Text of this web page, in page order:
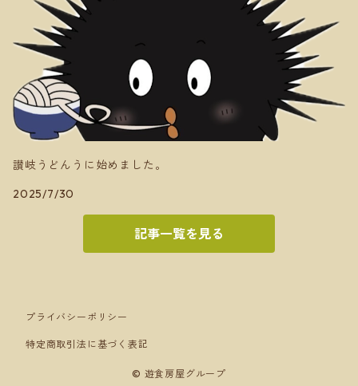
讃岐うどんうに始めました。
2025/7/30
記事一覧を見る
プライバシーポリシー
特定商取引法に基づく表記
© 遊食房屋グループ